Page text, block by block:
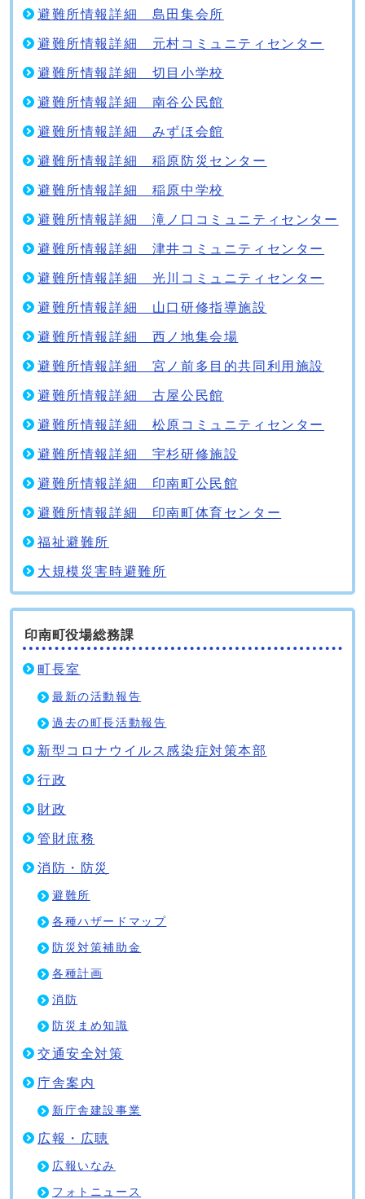
避難所情報詳細 島田集会所
避難所情報詳細 元村コミュニティセンター
避難所情報詳細 切目小学校
避難所情報詳細 南谷公民館
避難所情報詳細 みずほ会館
避難所情報詳細 稲原防災センター
避難所情報詳細 稲原中学校
避難所情報詳細 滝ノ口コミュニティセンター
避難所情報詳細 津井コミュニティセンター
避難所情報詳細 光川コミュニティセンター
避難所情報詳細 山口研修指導施設
避難所情報詳細 西ノ地集会場
避難所情報詳細 宮ノ前多目的共同利用施設
避難所情報詳細 古屋公民館
避難所情報詳細 松原コミュニティセンター
避難所情報詳細 宇杉研修施設
避難所情報詳細 印南町公民館
避難所情報詳細 印南町体育センター
福祉避難所
大規模災害時避難所
印南町役場総務課
町長室
最新の活動報告
過去の町長活動報告
新型コロナウイルス感染症対策本部
行政
財政
管財庶務
消防・防災
避難所
各種ハザードマップ
防災対策補助金
各種計画
消防
防災まめ知識
交通安全対策
庁舎案内
新庁舎建設事業
広報・広聴
広報いなみ
フォトニュース